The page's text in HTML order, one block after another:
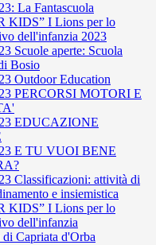
La Fantascuola
KIDS” I Lions per lo
dell'infanzia 2023
Scuole aperte: Scuola
Bosio
Outdoor Education
PERCORSI MOTORI E
EDUCAZIONE
E TU VUOI BENE
Classificazioni: attività di
e insiemistica
KIDS” I Lions per lo
dell'infanzia
Capriata d'Orba